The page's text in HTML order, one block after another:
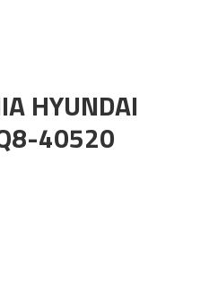
HYUNDAI
40520